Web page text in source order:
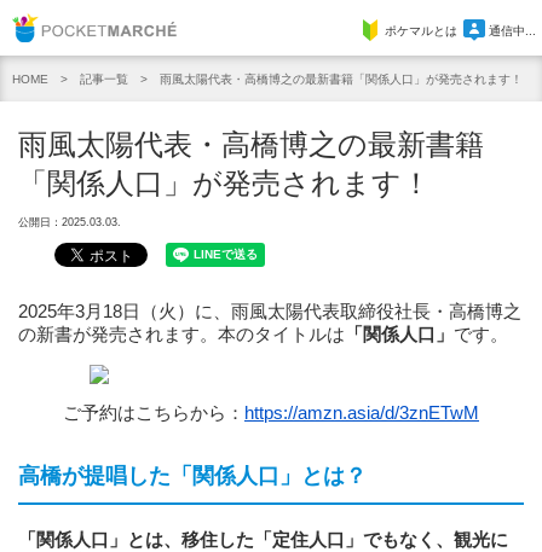
Pocket Marcheポケマルとは 通信中...
HOME 記事一覧 雨風太陽代表・高橋博之の最新書籍「関係⼈⼝」が発売されます！
雨風太陽代表・高橋博之の最新書籍
「関係⼈⼝」が発売されます！
公開日：2025.03.03.
2025年3月18日（火）に、雨風太陽代表取締役社長・高橋博之
の新書が発売されます。本のタイトルは 「関係人口」 です。
ご予約はこちらから： https://amzn.asia/d/3znETwM
高橋が提唱した「関係人口」とは？
「関係人口」とは、移住した「定住人口」でもなく、観光に